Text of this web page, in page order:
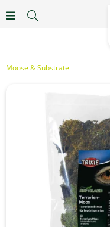
Moose & Substrate